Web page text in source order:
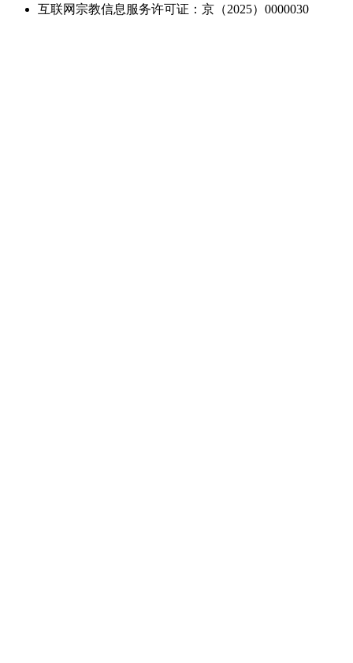
互联网宗教信息服务许可证：京（2025）0000030